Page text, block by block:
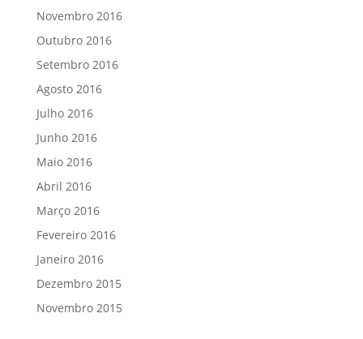
Novembro 2016
Outubro 2016
Setembro 2016
Agosto 2016
Julho 2016
Junho 2016
Maio 2016
Abril 2016
Março 2016
Fevereiro 2016
Janeiro 2016
Dezembro 2015
Novembro 2015